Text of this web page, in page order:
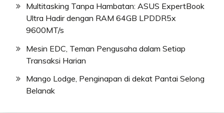
Multitasking Tanpa Hambatan: ASUS ExpertBook
Ultra Hadir dengan RAM 64GB LPDDR5x
9600MT/s
Mesin EDC, Teman Pengusaha dalam Setiap
Transaksi Harian
Mango Lodge, Penginapan di dekat Pantai Selong
Belanak